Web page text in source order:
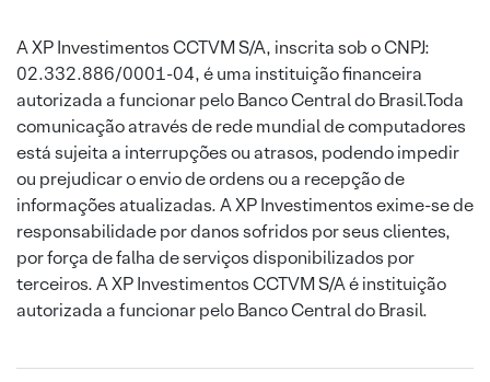
A XP Investimentos CCTVM S/A, inscrita sob o CNPJ:
02.332.886/0001-04, é uma instituição financeira
autorizada a funcionar pelo Banco Central do Brasil.Toda
comunicação através de rede mundial de computadores
está sujeita a interrupções ou atrasos, podendo impedir
ou prejudicar o envio de ordens ou a recepção de
informações atualizadas. A XP Investimentos exime-se de
responsabilidade por danos sofridos por seus clientes,
por força de falha de serviços disponibilizados por
terceiros. A XP Investimentos CCTVM S/A é instituição
autorizada a funcionar pelo Banco Central do Brasil.